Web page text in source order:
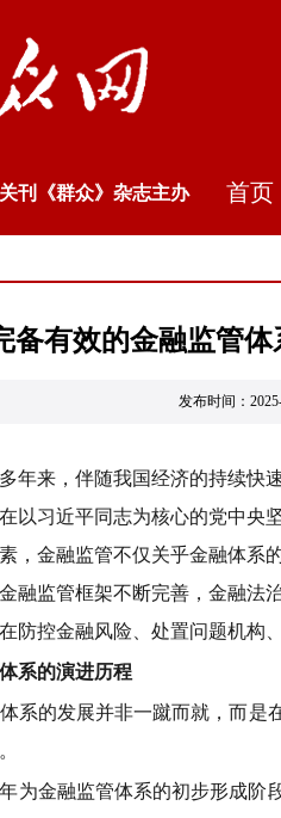
刊《群众》杂志主办 首页
备有效的金融监管
发布时间：
年来，伴随我国经济的持续快
以习近平同志为核心的党中央
，金融监管不仅关乎金融体系
融监管框架不断完善，金融法
防控金融风险、处置问题机构
系的演进历程
的发展并非一蹴而就，而是
金融监管体系的初步形成阶